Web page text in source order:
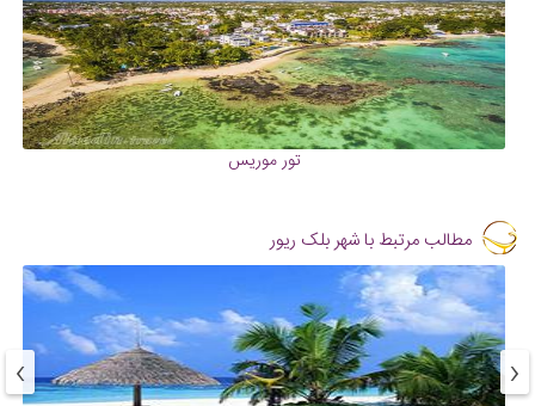
تور موریس
مطالب مرتبط با شهر بلک ریور
‹
›